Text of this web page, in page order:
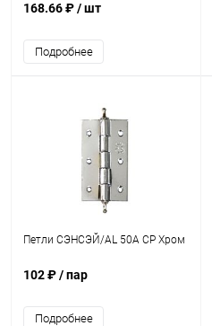
168.66 ₽/ шт
Подробнее
Петли СЭНСЭЙ/AL 50A CP Хром
102 ₽/ пар
Подробнее